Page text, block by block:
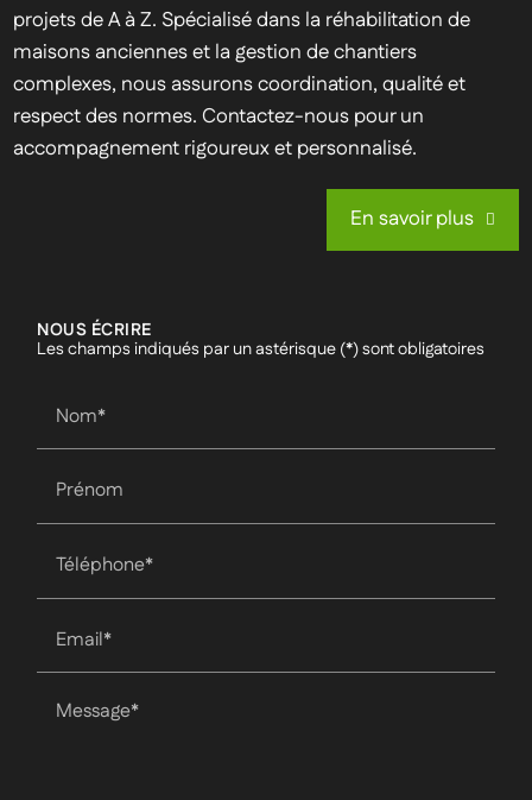
projets de A à Z. Spécialisé dans la réhabilitation de
maisons anciennes et la gestion de chantiers
complexes, nous assurons coordination, qualité et
respect des normes. Contactez-nous pour un
accompagnement rigoureux et personnalisé.
En savoir plus
NOUS ÉCRIRE
Les champs indiqués par un astérisque (*) sont obligatoires
Nom*
Prénom
Téléphone*
Email*
Message*